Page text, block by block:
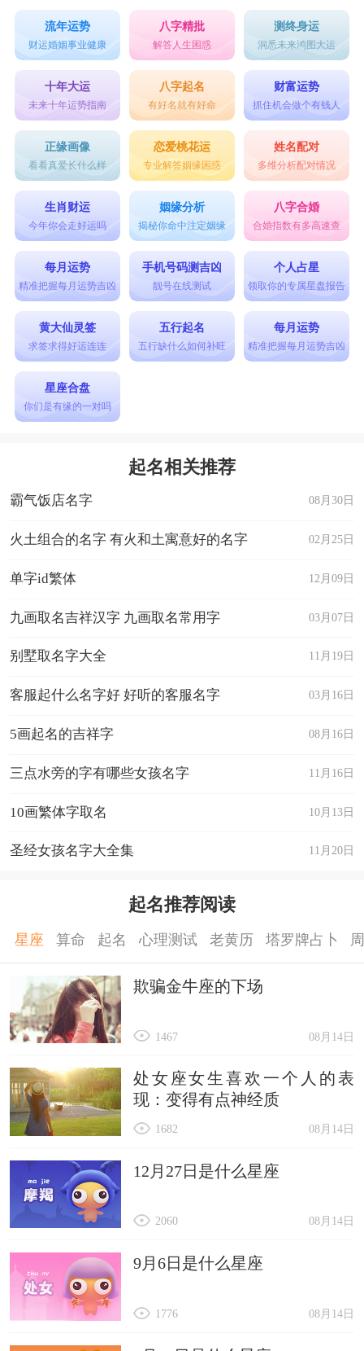
流年运势
财运婚姻事业健康
八字精批
解答人生困惑
测终身运
洞悉未来鸿图大运
十年大运
未来十年运势指南
八字起名
有好名就有好命
财富运势
抓住机会做个有钱人
正缘画像
看看真爱长什么样
恋爱桃花运
专业解答姻缘困惑
姓名配对
多维分析配对情况
生肖财运
今年你会走好运吗
姻缘分析
揭秘你命中注定姻缘
八字合婚
合婚指数有多高速查
每月运势
精准把握每月运势吉凶
手机号码测吉凶
靓号在线测试
个人占星
领取你的专属星盘报告
黄大仙灵签
求签求得好运连连
五行起名
五行缺什么如何补旺
每月运势
精准把握每月运势吉凶
星座合盘
你们是有缘的一对吗
起名相关推荐
08月30日
霸气饭店名字
02月25日
火土组合的名字 有火和土寓意好的名字
12月09日
单字id繁体
03月07日
九画取名吉祥汉字 九画取名常用字
11月19日
别墅取名字大全
03月16日
客服起什么名字好 好听的客服名字
08月16日
5画起名的吉祥字
11月16日
三点水旁的字有哪些女孩名字
10月13日
10画繁体字取名
11月20日
圣经女孩名字大全集
起名推荐阅读
星座 算命 起名 心理测试 老黄历 塔罗牌占卜
欺骗金牛座的下场
08月14日
1467
处女座女生喜欢一个人的表
现：变得有点神经质
08月14日
1682
12月27日是什么星座
08月14日
2060
9月6日是什么星座
08月14日
1776